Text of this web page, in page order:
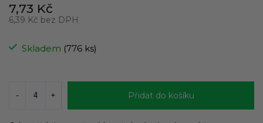
7,73 Kč
6,39 Kč bez DPH
cena:Skladem (776 ks)
Přidat do košíku